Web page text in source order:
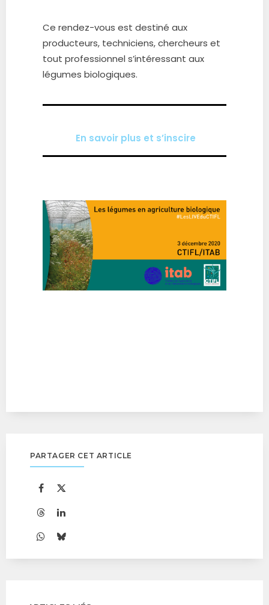
Ce rendez-vous est destiné aux
producteurs, techniciens, chercheurs et
tout professionnel s’intéressant aux
légumes biologiques.
En savoir plus et s’inscire
PARTAGER CET ARTICLE